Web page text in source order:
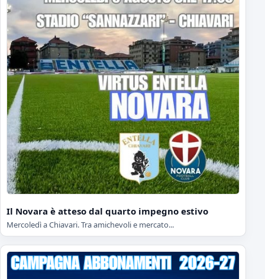
Il Novara è atteso dal quarto impegno estivo
Mercoledì a Chiavari. Tra amichevoli e mercato...